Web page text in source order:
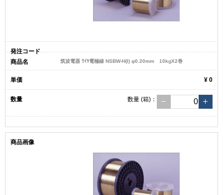
筑波電器 ﾜｲﾔ電極線 NSBW-H(I) φ0.20mm 10kgX2巻
¥ 0
数量 (箱) ：